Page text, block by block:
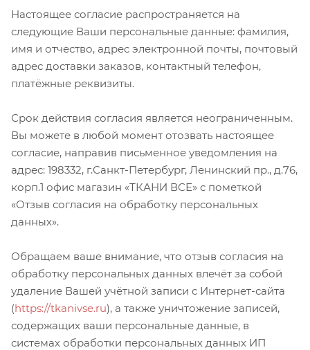
Настоящее согласие распространяется на
следующие Ваши персональные данные: фамилия,
имя и отчество, адрес электронной почты, почтовый
адрес доставки заказов, контактный телефон,
платёжные реквизиты.
Срок действия согласия является неограниченным.
Вы можете в любой момент отозвать настоящее
согласие, направив письменное уведомления на
адрес: 198332, г.Санкт-Петербург, Ленинский пр., д.76,
корп.1 офис магазин «ТКАНИ ВСЕ» с пометкой
«Отзыв согласия на обработку персональных
данных».
Обращаем ваше внимание, что отзыв согласия на
обработку персональных данных влечёт за собой
удаление Вашей учётной записи с Интернет-сайта
(https://tkanivse.ru), а также уничтожение записей,
содержащих ваши персональные данные, в
системах обработки персональных данных ИП